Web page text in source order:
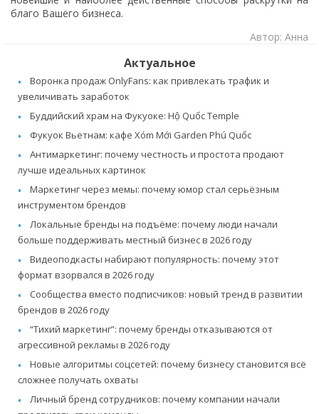
благо Вашего бизнеса.
Автор: Анна
Актуальное
Воронка продаж OnlyFans: как привлекать трафик и
увеличивать заработок
Буддийский храм на Фукуоке: Hộ Quốc Temple
Фукуок Вьетнам: кафе Xóm Mới Garden Phú Quốc
Антимаркетинг: почему честность и простота продают
лучше идеальных картинок
Маркетинг через мемы: почему юмор стал серьёзным
инструментом брендов
Локальные бренды на подъёме: почему люди начали
больше поддерживать местный бизнес в 2026 году
Видеоподкасты набирают популярность: почему этот
формат взорвался в 2026 году
Сообщества вместо подписчиков: новый тренд в развитии
брендов в 2026 году
“Тихий маркетинг”: почему бренды отказываются от
агрессивной рекламы в 2026 году
Новые алгоритмы соцсетей: почему бизнесу становится всё
сложнее получать охваты
Личный бренд сотрудников: почему компании начали